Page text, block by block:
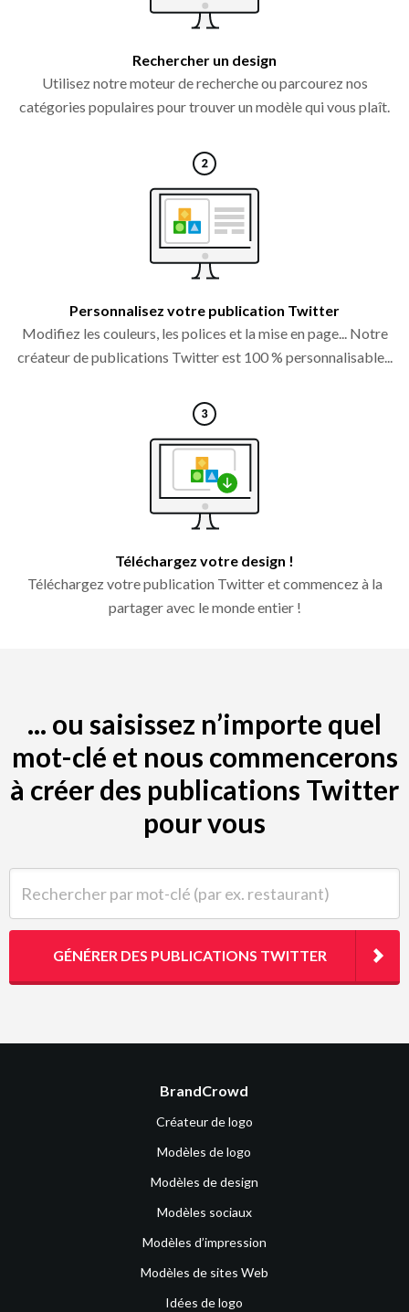
Rechercher un design
Utilisez notre moteur de recherche ou parcourez nos
catégories populaires pour trouver un modèle qui vous plaît.
Personnalisez votre publication Twitter
Modifiez les couleurs, les polices et la mise en page... Notre
créateur de publications Twitter est 100 % personnalisable...
Téléchargez votre design !
Téléchargez votre publication Twitter et commencez à la
partager avec le monde entier !
... ou saisissez n’importe quel
mot-clé et nous commencerons
à créer des publications Twitter
pour vous
GÉNÉRER DES PUBLICATIONS TWITTER
BrandCrowd
Créateur de logo
Modèles de logo
Modèles de design
Modèles sociaux
Modèles d’impression
Modèles de sites Web
Idées de logo